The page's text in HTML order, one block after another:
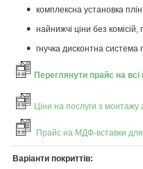
комплексна установка
найнижчі ціни без комісій,
гнучка дисконтна
Переглянути прайс на всі
Ціни на послуги з монтажу
Прайс на МДФ-вставки для
Варіанти покриттів: